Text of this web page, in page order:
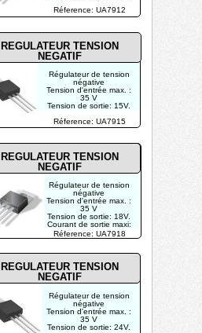
1.5A.
Réference: UA7912
Réference: UA7915
Réference: UA7918
Régulateur de tension
négative
Tension d'entrée max. :
35 V
Tension de sortie: 18V.
Courant de sortie maxi:
1.5A.
Régulateur de tension
négative
Tension d'entrée max. :
35 V
Tension de sortie: 15V.
1.5A.
Régulateur de tension
négative
Tension d'entrée max. :
35 V
Tension de sortie: 24V.
REGULATEUR TENSION
NEGATIF
REGULATEUR TENSION
NEGATIF
REGULATEUR TENSION
NEGATIF